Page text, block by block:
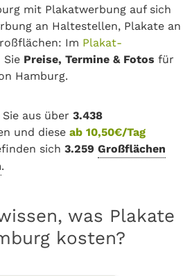
mit Plakatwerbung auf sich
an Haltestellen, Plakate an
Im Plakat-
Preise, Termine & Fotos für
Hamburg.
aus über 3.438
und diese ab 10,50€/Tag
sich 3.259 Großflächen
.
was Plakate
kosten?